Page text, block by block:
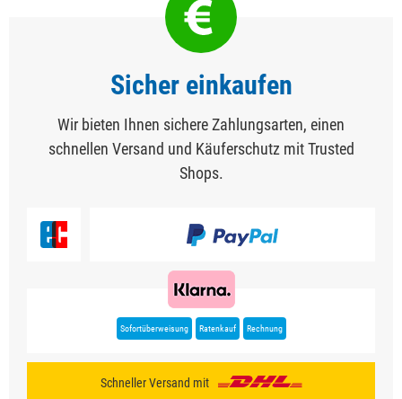
Sicher einkaufen
Wir bieten Ihnen sichere Zahlungsarten, einen
schnellen Versand und Käuferschutz mit Trusted
Shops.
Sofortüberweisung Ratenkauf Rechnung
Schneller Versand mit